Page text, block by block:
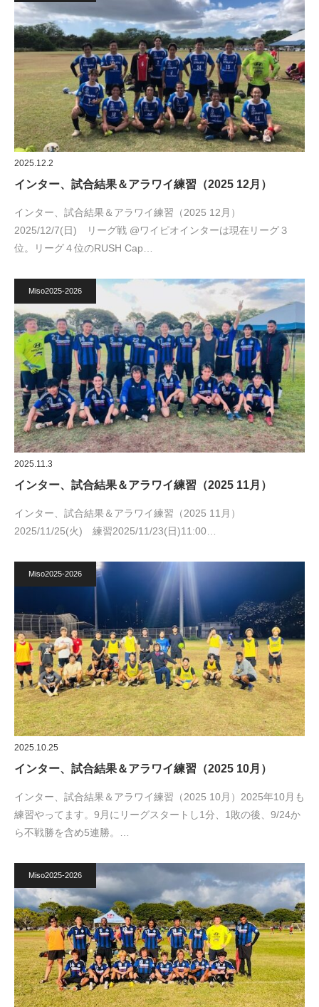
2025.12.2
インター、試合結果＆アラワイ練習（2025 12月）
インター、試合結果＆アラワイ練習（2025 12月）
2025/12/7(日) リーグ戦 @ワイピオインターは現在リーグ３
位。リーグ４位のRUSH Cap…
Miso2025-2026
2025.11.3
インター、試合結果＆アラワイ練習（2025 11月）
インター、試合結果＆アラワイ練習（2025 11月）
2025/11/25(火) 練習2025/11/23(日)11:00…
Miso2025-2026
2025.10.25
インター、試合結果＆アラワイ練習（2025 10月）
インター、試合結果＆アラワイ練習（2025 10月）2025年10月も
練習やってます。9月にリーグスタートし1分、1敗の後、9/24か
ら不戦勝を含め5連勝。…
Miso2025-2026